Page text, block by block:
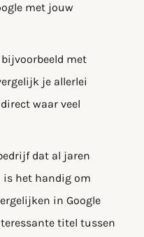
met jouw
met
je allerlei
waar veel
dat al jaren
is het handig om
in Google
titel tussen